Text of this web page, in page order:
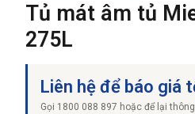
Tủ mát âm tủ
275L
Liên hệ để báo giá
Gọi 1800 088 897 hoặc để lại